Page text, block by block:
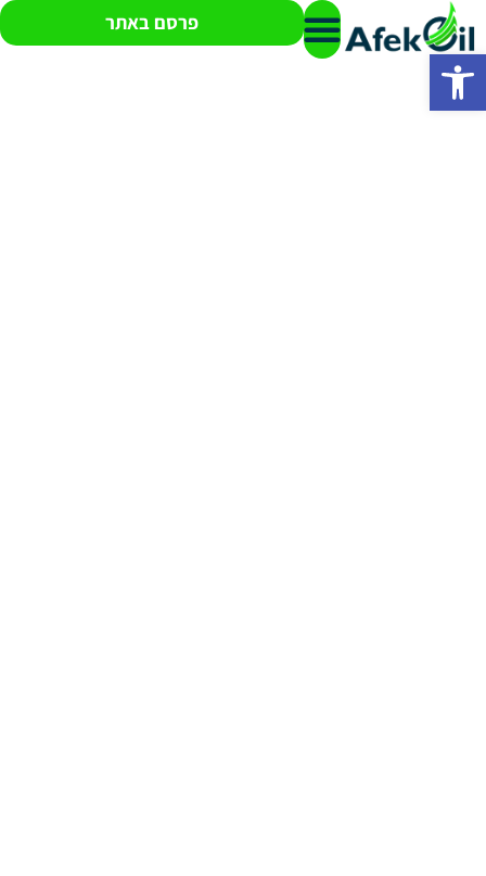
פתח סרגל נגישות
פרסם באתר